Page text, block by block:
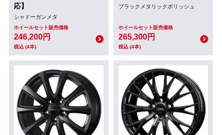
応】
シャドーガンメタ
ホイールセット販売価格
246,200円
税込 (4本)
ブラックメタリックポリッシュ
ホイールセット販売価格
265,300円
税込 (4本)